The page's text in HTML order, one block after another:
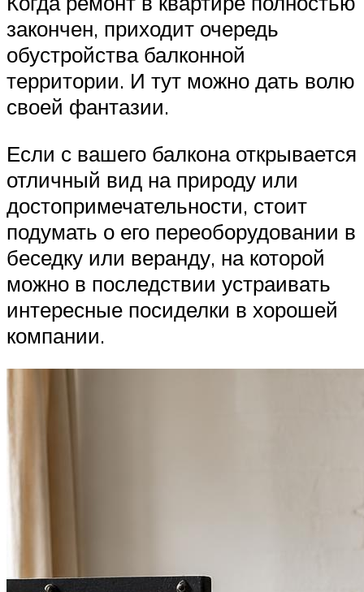
закончен, приходит очередь
обустройства балконной
территории. И тут можно дать волю
своей фантазии.
Если с вашего балкона открывается
отличный вид на природу или
достопримечательности, стоит
подумать о его переоборудовании в
беседку или веранду, на которой
можно в последствии устраивать
интересные посиделки в хорошей
компании.